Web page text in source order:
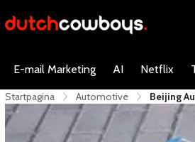
E-mail Marketing AI Netflix
Startpagina Automotive Beijing